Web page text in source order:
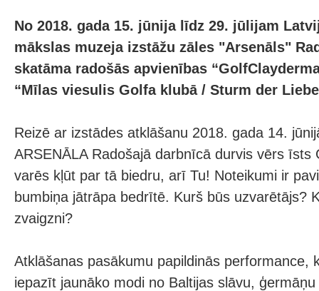
No 2018. gada 15. jūnija līdz 29. jūlijam
mākslas muzeja izstāžu zāles "Arsenāls"
skatāma radošās apvienības
“Mīlas viesulis Golfa klubā / Sturm der
Reizē ar izstādes atklāšanu 2018. gada 14.
ARSENĀLA Radošajā darbnīcā durvis vērs īsts
varēs kļūt par tā biedru, arī Tu! Noteikumi ir
bumbiņa jātrāpa bedrītē. Kurš būs uzvarētājs?
zvaigzni?
Atklāšanas pasākumu papildinās performance,
iepazīt jaunāko modi no Baltijas slāvu,